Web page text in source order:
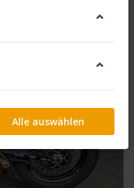
Alle auswählen